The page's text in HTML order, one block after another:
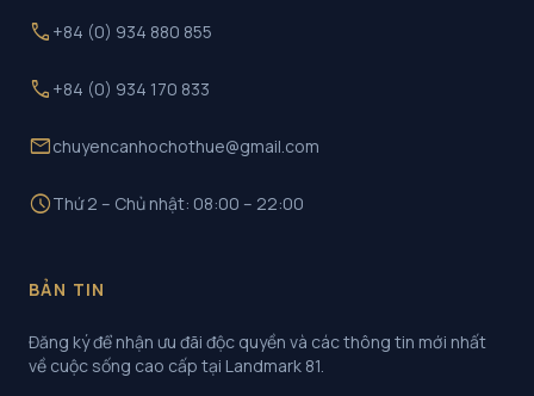
call +84 (0) 934 880 855
call +84 (0) 934 170 833
mailchuyencanhochothue@gmail.com
scheduleThứ 2 – Chủ nhật: 08:00 – 22:00
BẢN TIN
Đăng ký để nhận ưu đãi độc quyền và các thông tin mới nhất
về cuộc sống cao cấp tại Landmark 81.